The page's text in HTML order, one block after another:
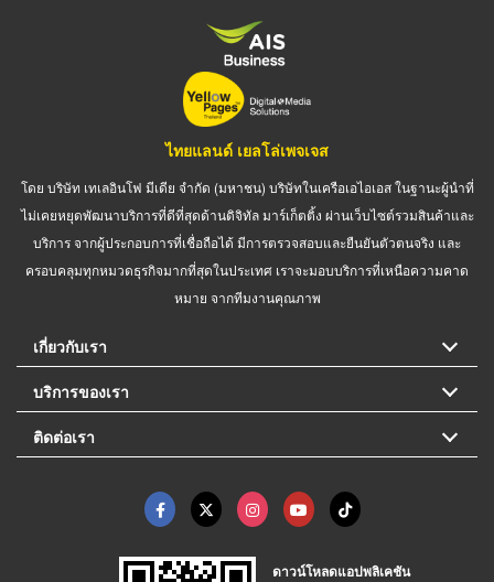
ไทยแลนด์ เยลโล่เพจเจส
โดย บริษัท เทเลอินโฟ มีเดีย จำกัด (มหาชน) บริษัทในเครือเอไอเอส ในฐานะผู้นำที่
ไม่เคยหยุดพัฒนาบริการที่ดีที่สุดด้านดิจิทัล มาร์เก็ตติ้ง ผ่านเว็บไซต์รวมสินค้าและ
บริการ จากผู้ประกอบการที่เชื่อถือได้ มีการตรวจสอบและยืนยันตัวตนจริง และ
ครอบคลุมทุกหมวดธุรกิจมากที่สุดในประเทศ เราจะมอบบริการที่เหนือความคาด
หมาย จากทีมงานคุณภาพ
เกี่ยวกับเรา
บริการของเรา
ติดต่อเรา
ดาวน์โหลดแอปพลิเคชัน